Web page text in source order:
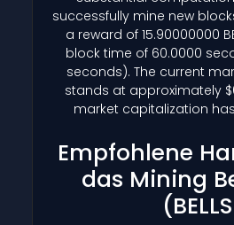
successfully mine new
a reward of 15.90000000
block time of 60.0000
seconds). The current
stands at approximately
market capitalization
Empfohlene
das Mining